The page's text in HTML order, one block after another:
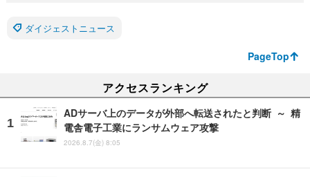
ダイジェストニュース
PageTop
アクセスランキング
ADサーバ上のデータが外部へ転送されたと判断 ～ 精
電舎電子工業にランサムウェア攻撃
2026.8.7(金) 8:05